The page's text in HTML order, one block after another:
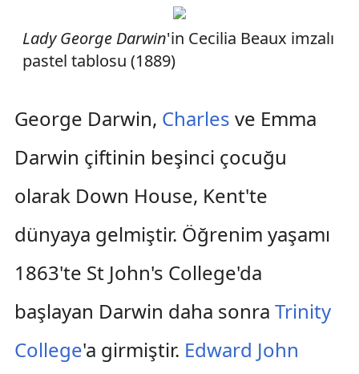
Lady George Darwin'in Cecilia Beaux imzalı
pastel tablosu (1889)
George Darwin, Charles ve Emma
Darwin çiftinin beşinci çocuğu
olarak Down House, Kent'te
dünyaya gelmiştir. Öğrenim yaşamı
1863'te St John's College'da
başlayan Darwin daha sonra Trinity
College'a girmiştir. Edward John